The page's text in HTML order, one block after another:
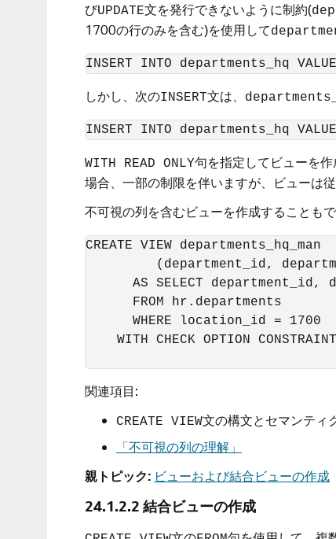
びUPDATE文を発行できないように制約(
1700の行のみを含む)を使用して
しかし、次のINSERT文は、
WITH READ ONLY句を指定してビューを
場合、一部の制限を伴いますが、ビューは
不可視の列を含むビューを作成することも
CREATE VIEW departments_hq_man
(department_id,
AS SELECT department_id,
      FROM hr.departments
      WHERE location_id = 1700
WITH CHECK OPTION
関連項目:
CREATE VIEW文の構文とセマンティ
「不可視の列の理解」
親トピック: ビューおよび結合ビューの作成
24.1.2.2 結合ビューの作成